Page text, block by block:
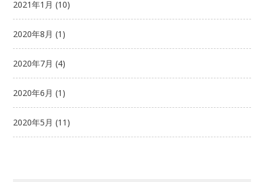
2021年1月 (10)
2020年8月 (1)
2020年7月 (4)
2020年6月 (1)
2020年5月 (11)